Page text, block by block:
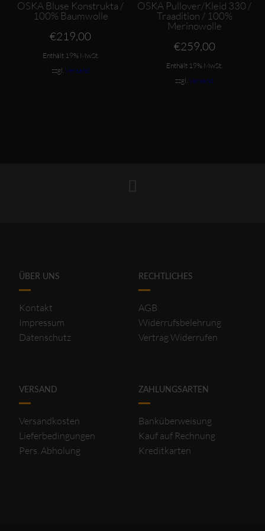
OSKA Bluse Konstrukta /
100% Baumwolle
€219,00
Enthält 19% MwSt.
zzgl. Versand
OSKA Pullover/Kleid 330 /
Traadition / 100%
Merinowolle
€259,00
Enthält 19% MwSt.
zzgl.Versand
ÜBER UNS
Kontakt
Impressum
Datenschutz
RECHTLICHES
AGB
Widerrufsbelehrung
Vertrag Widerrufen
VERSAND
Versandkosten
Lieferbedingungen
Pers. Abholung
ZAHLUNGSARTEN
Banküberweisung
Kauf auf Rechnung
Kreditkarten